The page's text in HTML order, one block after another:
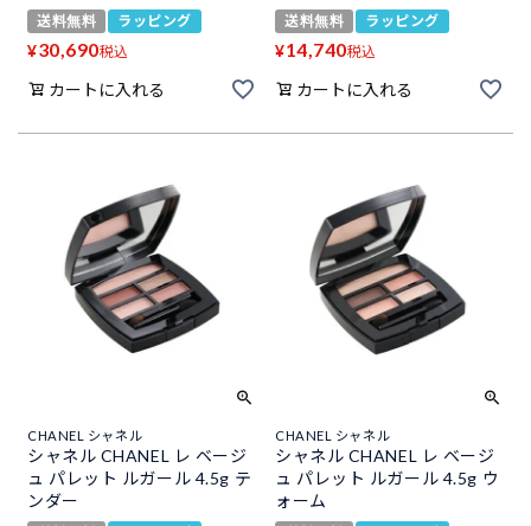
送料無料 ラッピング
¥30,690税込
カートに入れる
送料無料 ラッピング
¥14,740税込
カートに入れる
CHANEL シャネル
シャネル CHANEL レ ベージ
ュ パレット ルガール 4.5g テ
ンダー
CHANEL シャネル
シャネル CHANEL レ ベージ
ュ パレット ルガール 4.5g ウ
ォーム